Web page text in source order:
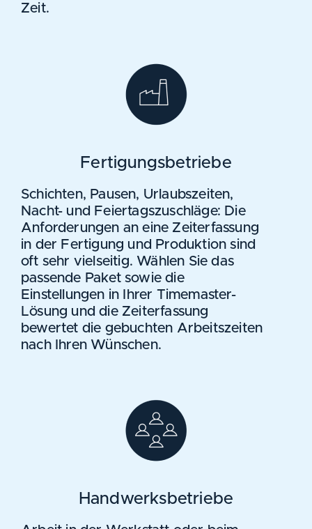
Zeit.
Fertigungsbetriebe
Schichten, Pausen, Urlaubszeiten,
Nacht- und Feiertagszuschläge: Die
Anforderungen an eine Zeiterfassung
in der Fertigung und Produktion sind
oft sehr vielseitig. Wählen Sie das
passende Paket sowie die
Einstellungen in Ihrer Timemaster-
Lösung und die Zeiterfassung
bewertet die gebuchten Arbeitszeiten
nach Ihren Wünschen.
Handwerksbetriebe